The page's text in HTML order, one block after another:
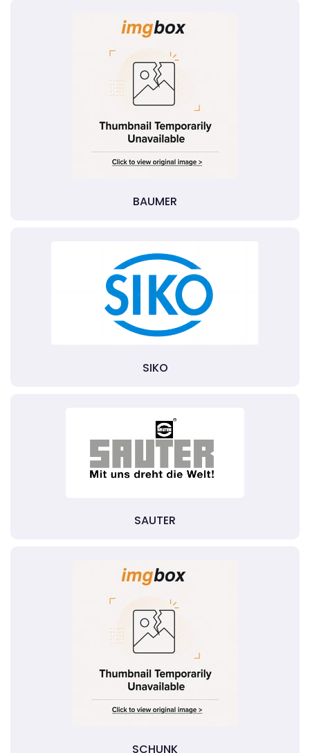
BAUMER
SIKO
SAUTER
SCHUNK